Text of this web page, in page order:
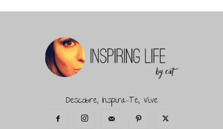
Descobre, Inspira-Te, Vive